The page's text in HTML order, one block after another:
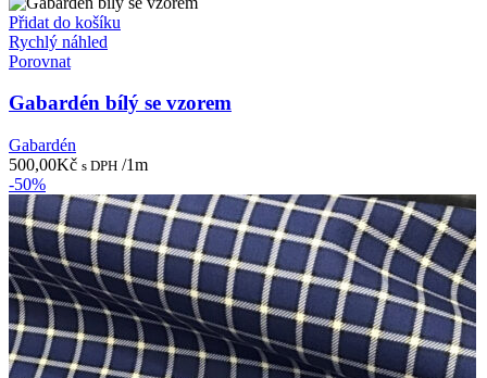
Přidat do košíku
Rychlý náhled
Porovnat
Gabardén bílý se vzorem
Gabardén
500,00Kč s DPH /1m
-50%